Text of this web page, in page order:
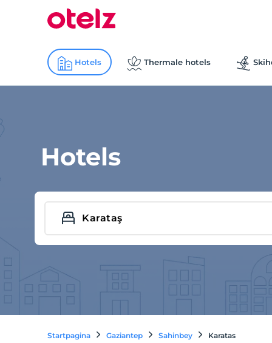
Hotels Thermale hotels
Hotels
Startpagina Gaziantep Sahinbey Karatas